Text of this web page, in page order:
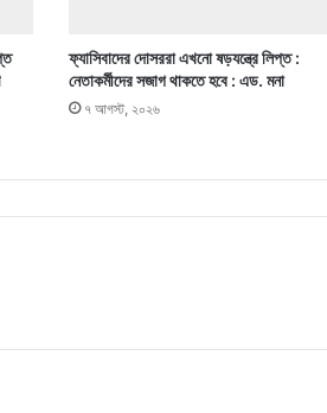
ফ্যাসিবাদের দোসররা এখনো ষড়যন্ত্রে লিপ্ত :
নেতাকর্মীদের সজাগ থাকতে হবে : এড. মনা
৭ আগস্ট, ২০২৬